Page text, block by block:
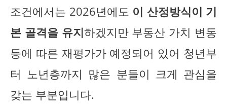
조건에서는 2026년에도 이 산정방식이 기
본 골격을 유지하겠지만 부동산 가치 변동
등에 따른 재평가가 예정되어 있어 청년부
터 노년층까지 많은 분들이 크게 관심을
갖는 부분입니다.